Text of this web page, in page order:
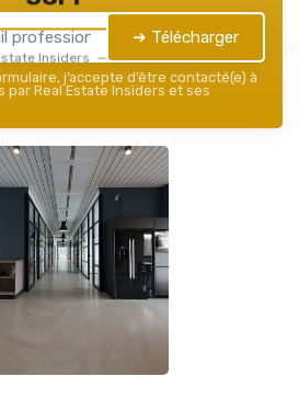
Insiders — 2026
➔ Télécharger
j’accepte d’être contacté(e) à
par Real Estate Insiders et ses